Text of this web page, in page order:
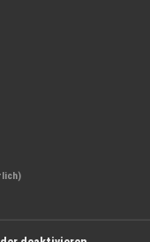
Bei UNTER VIER
und mit echtem
auf
im